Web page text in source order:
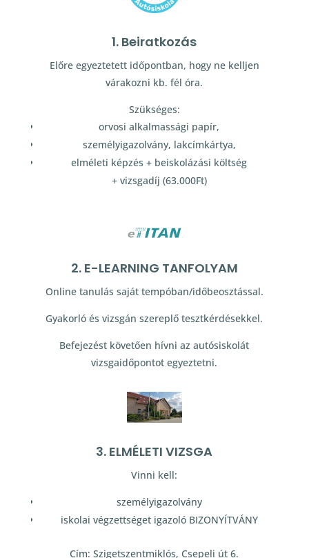
1. Beiratkozás
Előre egyeztetett időpontban, hogy ne kelljen
várakozni kb. fél óra.
Szükséges:
orvosi alkalmassági papír,
személyigazolvány, lakcímkártya,
elméleti képzés + beiskolázási költség
+ vizsgadíj (63.000Ft)
2. E-LEARNING TANFOLYAM
Online tanulás saját tempóban/időbeosztással.
Gyakorló és vizsgán szereplő tesztkérdésekkel.
Befejezést követően hívni az autósiskolát
vizsgaidőpontot egyeztetni.
3. ELMÉLETI VIZSGA
Vinni kell:
személyigazolvány
iskolai végzettséget igazoló BIZONYÍTVÁNY
Cím: Szigetszentmiklós, Csepeli út 6.